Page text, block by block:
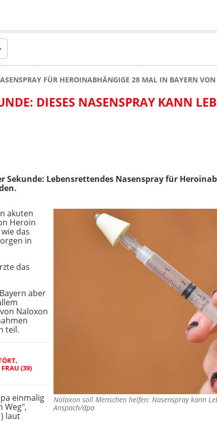
FÜR HEROINABHÄNGIGE 28 MAL IN BAYERN VON
DIESES NASENSPRAY KANN
Sekunde: Lebensrettendes Nasenspray für
Naloxon soll Menschen helfen: Nasenspray kann
Anspach/dpa
akuten
Heroin
das
in
das
aber
Naloxon
teil.
(39)
einmalig
Weg",
) laut